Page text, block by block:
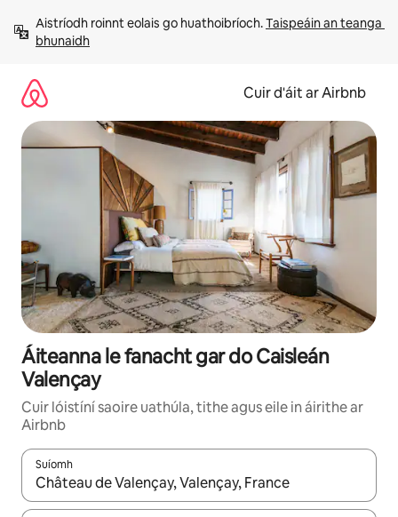
chuig
ábhar
Aistríodh roinnt eolais go huathoibríoch. Taispeáin an teanga
bhunaidh
Cuir d'áit ar Airbnb
Áiteanna le fanacht gar do Caisleán
Valençay
Cuir lóistíní saoire uathúla, tithe agus eile in áirithe ar
Airbnb
Suíomh
Nuair a bheidh torthaí ar fáil, déan nascleanúint le